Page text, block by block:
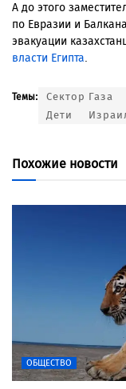
А до этого
по Евразии и
эвакуации
власти Египта.
Темы: Сектор Газа
Дети
Похожие новости
ОБЩЕСТВО